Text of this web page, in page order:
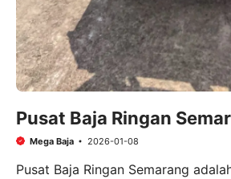
Pusat Baja Ringan
Mega Baja 2026-01-08
Pusat Baja Ringan Semarang